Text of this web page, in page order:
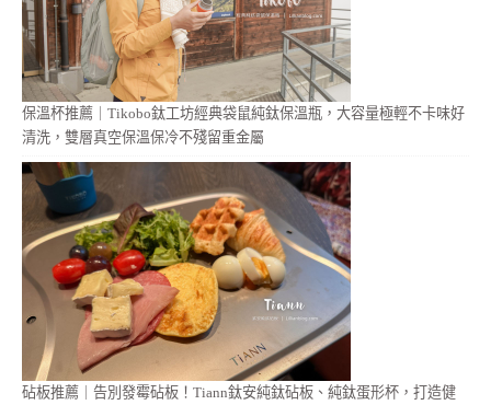
保溫杯推薦｜Tikobo鈦工坊經典袋鼠純鈦保溫瓶，大容量極輕不卡味好
清洗，雙層真空保溫保冷不殘留重金屬
砧板推薦｜告別發霉砧板！Tiann鈦安純鈦砧板、純鈦蛋形杯，打造健